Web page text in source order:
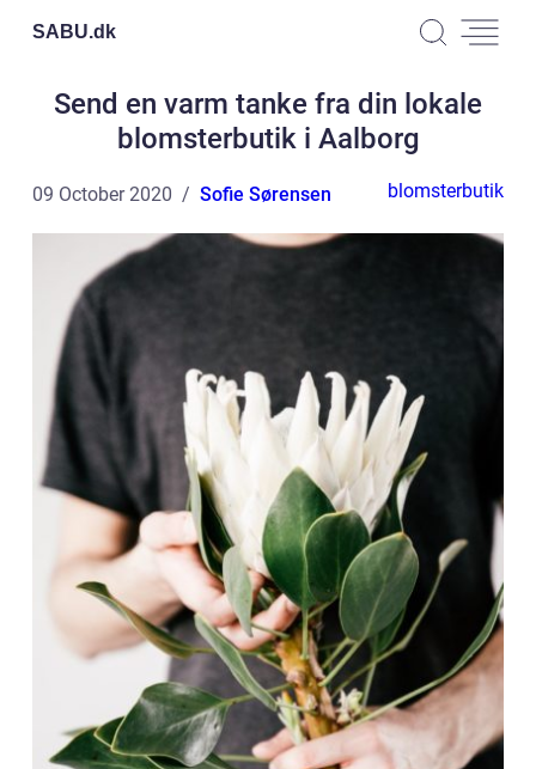
SABU.dk
Send en varm tanke fra din lokale
blomsterbutik i Aalborg
09 October 2020 Sofie Sørensen blomsterbutik